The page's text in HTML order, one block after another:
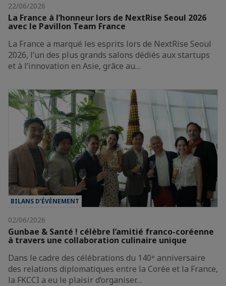
22/06/2026
La France à l’honneur lors de NextRise Seoul 2026
avec le Pavillon Team France
La France a marqué les esprits lors de NextRise Seoul
2026, l’un des plus grands salons dédiés aux startups
et à l’innovation en Asie, grâce au…
BILANS D’ÉVÈNEMENT
02/06/2026
Gunbae & Santé ! célèbre l’amitié franco-coréenne
à travers une collaboration culinaire unique
Dans le cadre des célébrations du 140ᵉ anniversaire
des relations diplomatiques entre la Corée et la France,
la FKCCI a eu le plaisir d’organiser…